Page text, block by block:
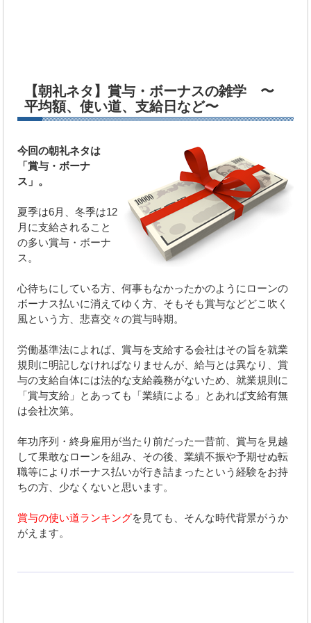
【朝礼ネタ】賞与・ボーナスの雑学 〜
平均額、使い道、支給日など〜
今回の朝礼ネタは
「賞与・ボーナ
ス」。
夏季は6月、冬季は12
月に支給されること
の多い賞与・ボーナ
ス。
心待ちにしている方、何事もなかったかのようにローンの
ボーナス払いに消えてゆく方、そもそも賞与などどこ吹く
風という方、悲喜交々の賞与時期。
労働基準法によれば、賞与を支給する会社はその旨を就業
規則に明記しなければなりませんが、給与とは異なり、賞
与の支給自体には法的な支給義務がないため、就業規則に
「賞与支給」とあっても「業績による」とあれば支給有無
は会社次第。
年功序列・終身雇用が当たり前だった一昔前、賞与を見越
して果敢なローンを組み、その後、業績不振や予期せぬ転
職等によりボーナス払いが行き詰まったという経験をお持
ちの方、少なくないと思います。
賞与の使い道ランキングを見ても、そんな時代背景がうか
がえます。